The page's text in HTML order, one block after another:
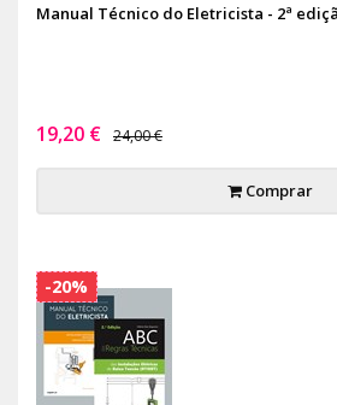
Manual Técnico do Eletricista - 2ª
19,20 € 24,00 €
Comprar
-20%